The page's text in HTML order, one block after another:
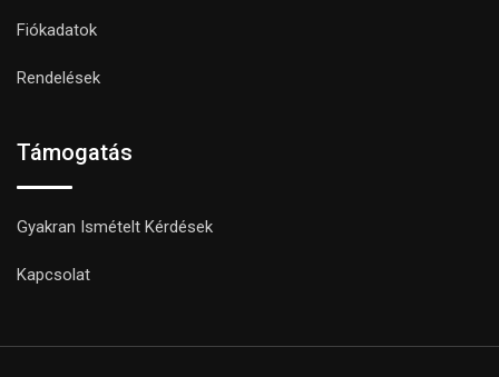
Fiókadatok
Rendelések
Támogatás
Gyakran Ismételt Kérdések
Kapcsolat